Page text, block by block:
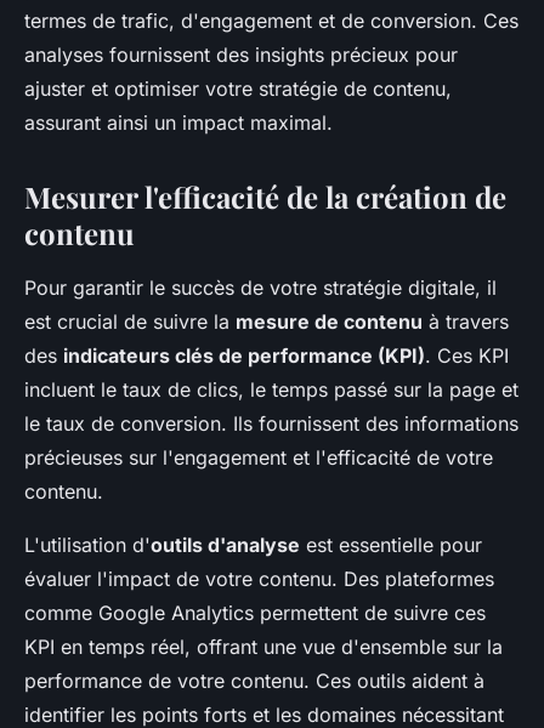
termes de trafic, d'engagement et de conversion. Ces
analyses fournissent des insights précieux pour
ajuster et optimiser votre stratégie de contenu,
assurant ainsi un impact maximal.
Mesurer l'efficacité de la création de
contenu
Pour garantir le succès de votre stratégie digitale, il
est crucial de suivre la mesure de contenu à travers
des indicateurs clés de performance (KPI). Ces KPI
incluent le taux de clics, le temps passé sur la page et
le taux de conversion. Ils fournissent des informations
précieuses sur l'engagement et l'efficacité de votre
contenu.
L'utilisation d'outils d'analyse est essentielle pour
évaluer l'impact de votre contenu. Des plateformes
comme Google Analytics permettent de suivre ces
KPI en temps réel, offrant une vue d'ensemble sur la
performance de votre contenu. Ces outils aident à
identifier les points forts et les domaines nécessitant